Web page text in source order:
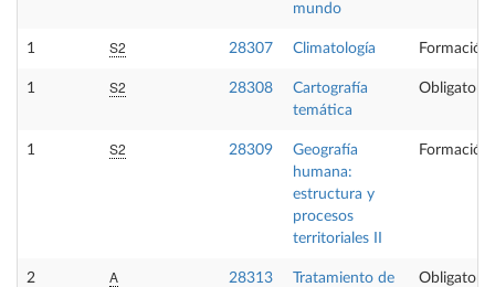
mundo
1 S2 28307 Climatología Formación
1 S2 28308
Cartografía
temática
Obligatoria
1 S2 28309
Geografía
humana:
estructura y
procesos
territoriales II
Formación
2 A 28313
Tratamiento de
Obligatoria